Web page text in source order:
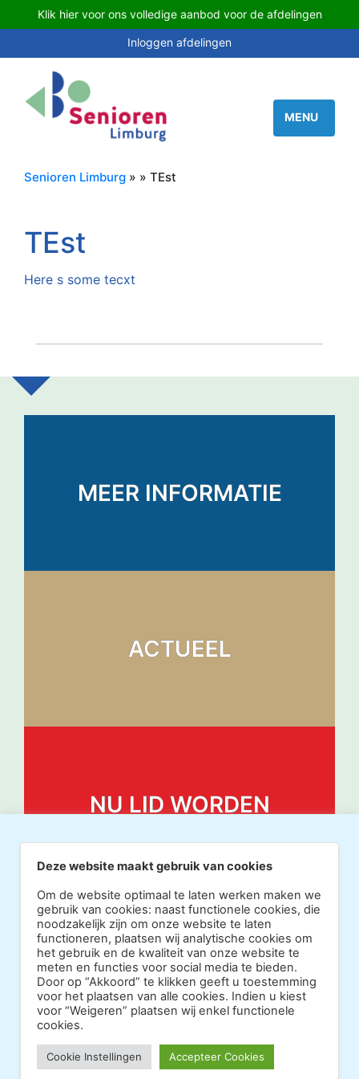
Klik hier voor ons volledige aanbod voor de afdelingen
Inloggen afdelingen
Senioren Limburg » » TEst
TEst
Here s some tecxt
MEER INFORMATIE
ACTUEEL
NU LID WORDEN
Vormgeving Hoenenenvandooren
Deze website maakt gebruik van cookies
Om de website optimaal te laten werken maken we
gebruik van cookies: naast functionele cookies, die
noodzakelijk zijn om onze website te laten
functioneren, plaatsen wij analytische cookies om
het gebruik en de kwaliteit van onze website te
meten en functies voor social media te bieden.
Door op “Akkoord” te klikken geeft u toestemming
voor het plaatsen van alle cookies. Indien u kiest
voor “Weigeren” plaatsen wij enkel functionele
cookies.
Cookie Instellingen Accepteer Cookies